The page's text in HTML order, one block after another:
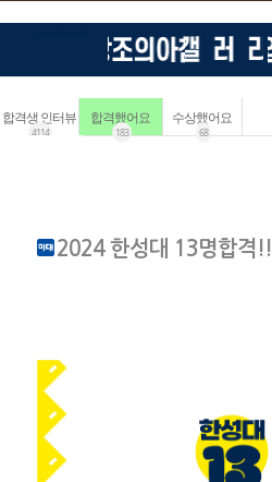
합격생 인터뷰
4114
합격했어요
183
수상했어요
68
2024 한성대 13명합격!!